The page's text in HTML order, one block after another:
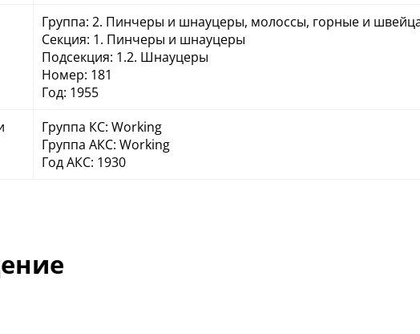
Группа: 2. Пинчеры и шнауцеры, молоссы, горные и
Секция: 1. Пинчеры и шнауцеры
Подсекция: 1.2. Шнауцеры
Номер: 181
Год: 1955
Группа КС: Working
Группа АКС: Working
Год АКС: 1930